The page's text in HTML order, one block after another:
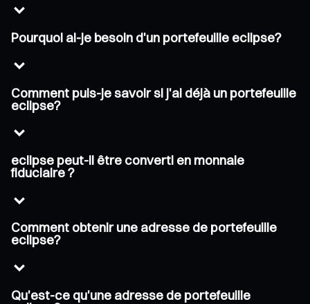
Pourquoi ai-je besoin d'un portefeuille eclipse?
Comment puis-je savoir si j'ai déjà un portefeuille
eclipse?
eclipse peut-il être converti en monnaie
fiduciaire ?
Comment obtenir une adresse de portefeuille
eclipse?
Qu'est-ce qu'une adresse de portefeuille